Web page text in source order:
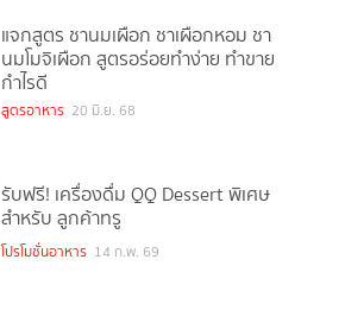
แจกสูตร ชานมเผือก ชาเผือกหอม ชา
นมโมจิเผือก สูตรอร่อยทำง่าย ทำขาย
กำไรดี
สูตรอาหาร 20 มิ.ย. 68
รับฟรี! เครื่องดื่ม QQ Dessert พิเศษ
สำหรับ ลูกค้าทรู
โปรโมชั่นอาหาร 14 ก.พ. 69